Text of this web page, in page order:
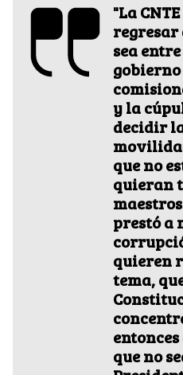
"La
regresar
sea
gobierno
y la
decidir
que no
quieran
prestó a
quieren
tema,
que no